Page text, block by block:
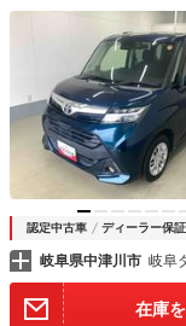
グスイッチ オート
コン 両側電動スラ
認定中古車 ディーラー保証
岐阜県中津川市 岐阜
在庫